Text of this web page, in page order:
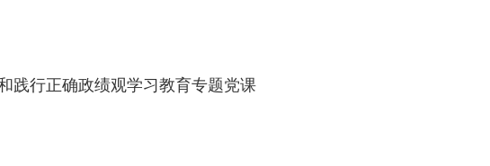
践行正确政绩观学习教育专题党课